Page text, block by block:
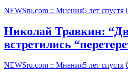
NEWSru.com :: Мнения5 лет спустя
Николай Травкин:
встретились
NEWSru.com :: Мнения5 лет спустя